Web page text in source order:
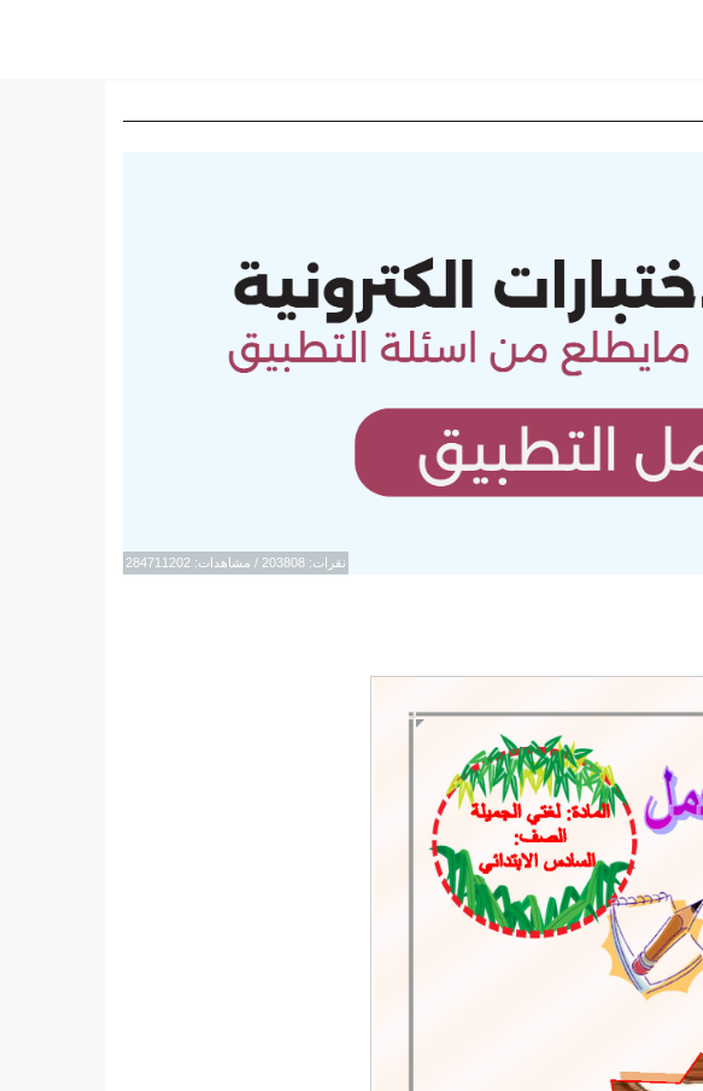
نقرات: 203808 / مشاهدات: 284711202